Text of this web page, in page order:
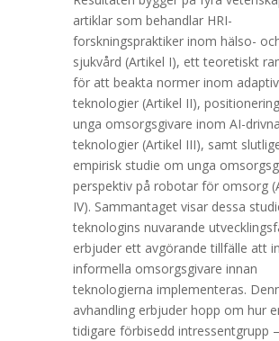
artiklar som behandlar HRI-
forskningspraktiker inom hälso-
sjukvård (Artikel I), ett teoretiskt
för att beakta normer inom
teknologier (Artikel II),
unga omsorgsgivare inom AI-drivna
teknologier (Artikel III), samt
empirisk studie om unga
perspektiv på robotar för omsorg
IV). Sammantaget visar dessa
teknologins nuvarande
erbjuder ett avgörande tillfälle att
informella omsorgsgivare innan
teknologierna implementeras.
avhandling erbjuder hopp om hur
tidigare förbisedd intressentgrupp –